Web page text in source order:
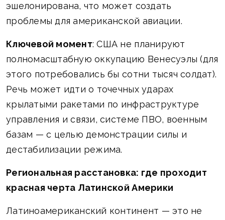
эшелонирована, что может создать
проблемы для американской авиации.
Ключевой момент: США не планируют
полномасштабную оккупацию Венесуэлы (для
этого потребовались бы сотни тысяч солдат).
Речь может идти о точечных ударах
крылатыми ракетами по инфраструктуре
управления и связи, системе ПВО, военным
базам — с целью демонстрации силы и
дестабилизации режима.
Региональная расстановка: где проходит
красная черта Латинской Америки
Латиноамериканский континент — это не